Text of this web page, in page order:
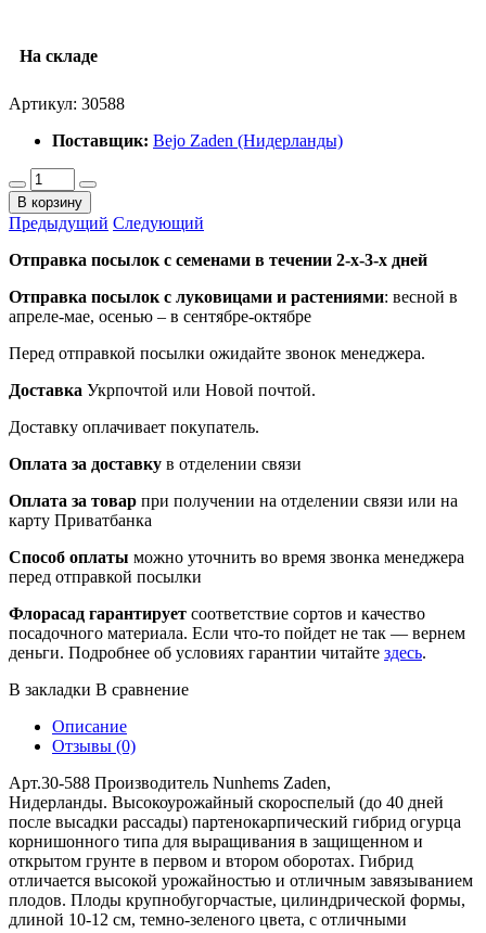
На складе
Артикул: 30588
Поставщик: Bejo Zaden (Нидерланды)
В корзину
Предыдущий Следующий
Отправка посылок с семенами в течении 2-х-3-х дней
Отправка посылок с луковицами и растениями: весной в
апреле-мае, осенью – в сентябре-октябре
Перед отправкой посылки ожидайте звонок менеджера.
Доставка Укрпочтой или Новой почтой.
Доставку оплачивает покупатель.
Оплата за доставку в отделении связи
Оплата за товар при получении на отделении связи или на
карту Приватбанка
Способ оплаты можно уточнить во время звонка менеджера
перед отправкой посылки
Флорасад гарантирует соответствие сортов и качество
посадочного материала. Если что-то пойдет не так — вернем
деньги. Подробнее об условиях гарантии читайте здесь.
В закладки В сравнение
Описание
Отзывы (0)
Арт.30-588 Производитель Nunhems Zaden,
Нидерланды. Высокоурожайный скороспелый (до 40 дней
после высадки рассады) партенокарпический гибрид огурца
корнишонного типа для выращивания в защищенном и
открытом грунте в первом и втором оборотах. Гибрид
отличается высокой урожайностью и отличным завязыванием
плодов. Плоды крупнобугорчастые, цилиндрической формы,
длиной 10-12 см, темно-зеленого цвета, с отличными